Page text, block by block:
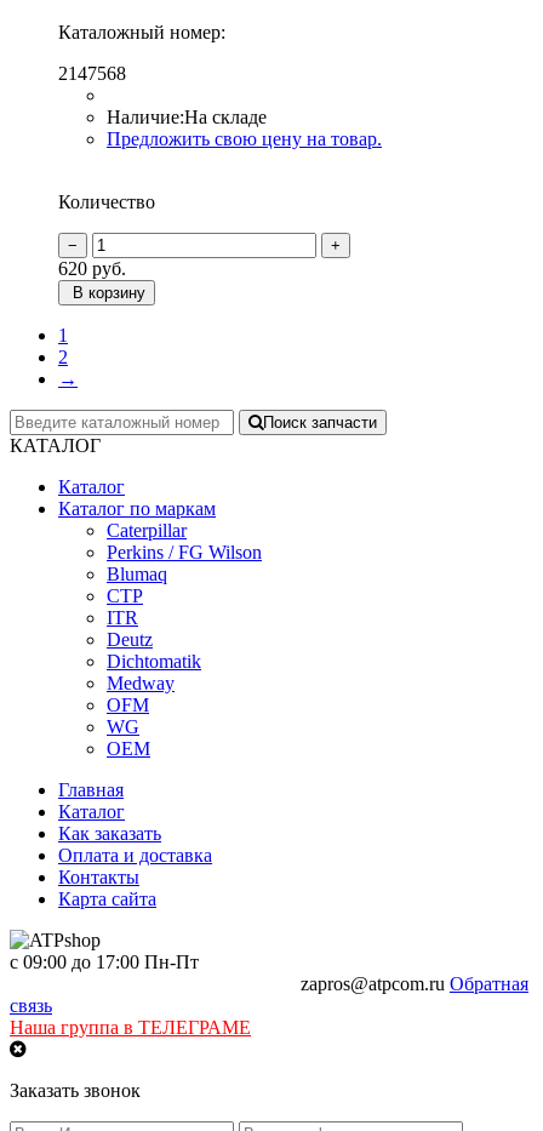
Каталожный номер:
2147568
Наличие:На складе
Предложить свою цену на товар.
Количество
620 руб.
В корзину
1
2
→
Поиск запчасти
КАТАЛОГ
Каталог
Каталог по маркам
Caterpillar
Perkins / FG Wilson
Blumaq
CTP
ITR
Deutz
Dichtomatik
Medway
OFM
WG
OEM
Главная
Каталог
Как заказать
Оплата и доставка
Контакты
Карта сайта
с 09:00 до 17:00 Пн-Пт
zapros@atpcom.ru Обратная
связь
Наша группа в ТЕЛЕГРАМЕ
Заказать звонок